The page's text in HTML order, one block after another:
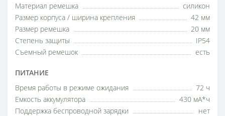
Материал ремешка
силикон
Размер корпуса / ширина крепления
42 мм
Размер ремешка
20 мм
Степень защиты
IP54
Съемный ремешок
есть
ПИТАНИЕ
Время работы в режиме ожидания
72 ч
Емкость аккумулятора
430 мА*ч
Поддержка беспроводной зарядки
нет